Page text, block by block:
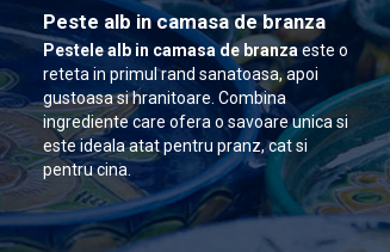
Peste alb in camasa de branza
Pestele alb in camasa de branzaeste o
reteta in primul rand sanatoasa, apoi
gustoasa si hranitoare. Combina
ingrediente care ofera o savoare unica si
este ideala atat pentru pranz, cat si
pentru cina.